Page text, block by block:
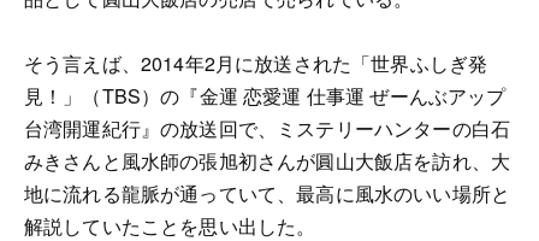
そう言えば、2014年2月に放送された「世界ふしぎ発
見！」（TBS）の『金運 恋愛運 仕事運 ぜーんぶアップ
台湾開運紀行』の放送回で、ミステリーハンターの白石
みきさんと風水師の張旭初さんが圓山大飯店を訪れ、大
地に流れる龍脈が通っていて、最高に風水のいい場所と
解説していたことを思い出した。